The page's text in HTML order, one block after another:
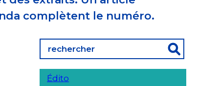
complètent le numéro.
Édito